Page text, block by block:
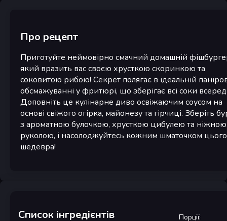
Про рецепт
Приготуйте неймовірно смачний домашній
який вразить вас своєю хрусткою скоринкою та
соковитою рибою! Секрет полягає в ідеальній
обсмажуванні у фритюрі, що зберігає всі соки
Доповніть це кулінарне диво освіжаючим соусом на
основі свіжого огірка, майонезу та гірчиці. Зберіть
з ароматною булочкою, хрусткою цибулею та ніжною
руколою, і насолоджуйтесь кожним шматочком цього
шедевра!
Список інгредієнтів Порції: